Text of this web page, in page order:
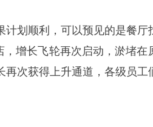
划顺利，可以预见的是餐厅
增长飞轮再次启动，淤堵在
次获得上升通道，各级员工